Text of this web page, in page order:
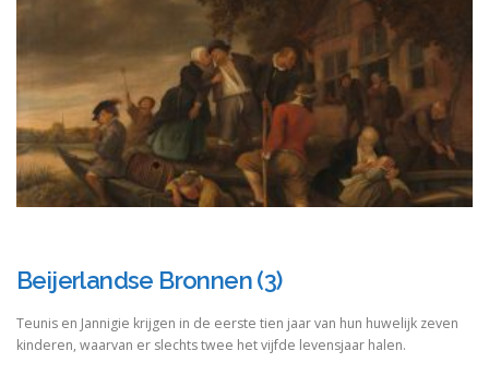
Beijerlandse Bronnen (3)
Teunis en Jannigie krijgen in de eerste tien jaar van hun huwelijk zeven
kinderen, waarvan er slechts twee het vijfde levensjaar halen.